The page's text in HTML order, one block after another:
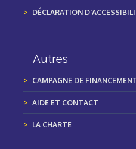
DÉCLARATION
Autres
CAMPAGNE DE
AIDE ET CONTACT
LA CHARTE